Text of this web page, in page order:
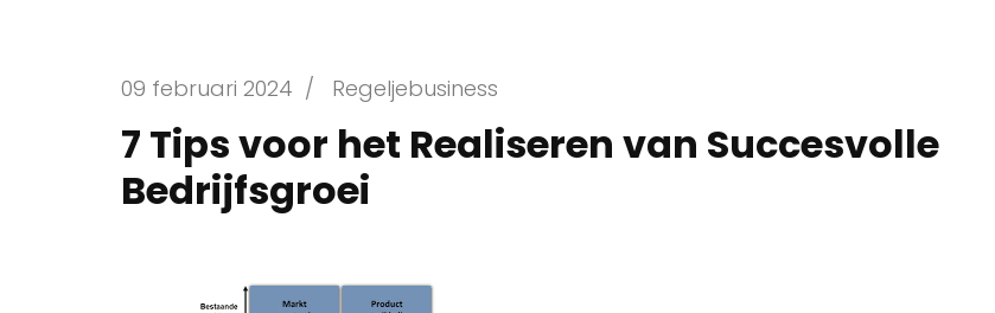
09 februari 2024 / Regeljebusiness
7 Tips voor het Realiseren van Succesvolle
Bedrijfsgroei